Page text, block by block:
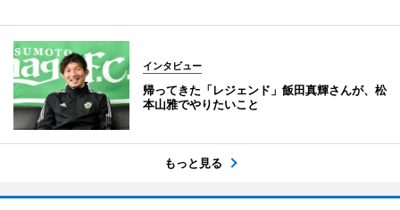
インタビュー
帰ってきた「レジェンド」飯田真輝さんが、松
本山雅でやりたいこと
もっと見る